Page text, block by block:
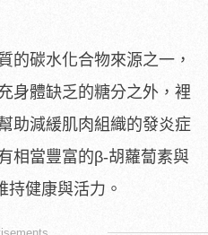
的碳水化合物來源之一，
身體缺乏的糖分之外，裡
助減緩肌肉組織的發炎症
相當豐富的β-胡蘿蔔素與
持健康與活力。